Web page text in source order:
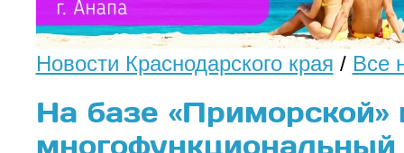
Новости Краснодарского края / Все
На базе «Приморской»
многофункциональный